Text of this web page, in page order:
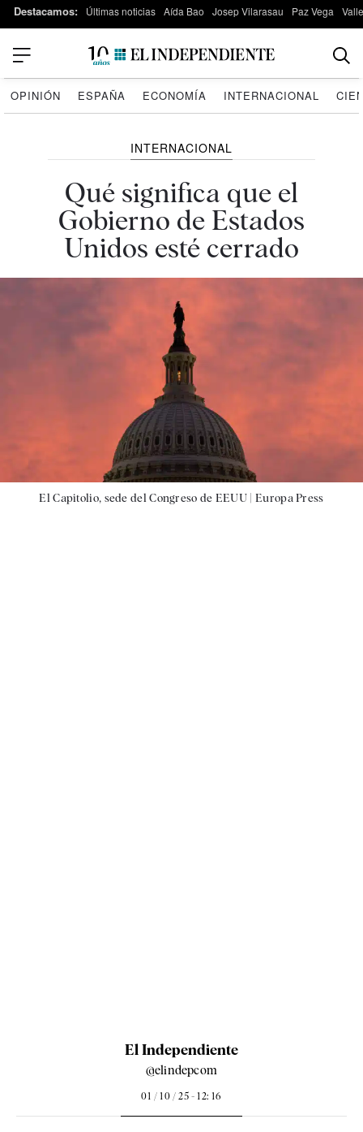
Destacamos: Últimas noticias Aída Bao Josep Vilarasau Paz Vega
OPINIÓN ESPAÑA ECONOMÍA INTERNACIONAL
INTERNACIONAL
Qué significa que el
Gobierno de Estados
Unidos esté cerrado
El Capitolio, sede del Congreso de EEUU | Europa Press
El Independiente
@elindepcom
01 / 10 / 25 - 12: 16